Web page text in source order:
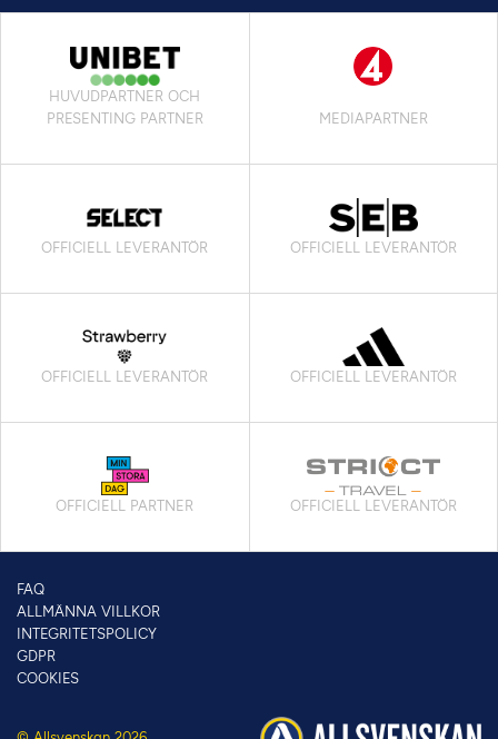
HUVUDPARTNER OCH
PRESENTING PARTNER
MEDIAPARTNER
OFFICIELL LEVERANTÖR OFFICIELL LEVERANTÖR
OFFICIELL LEVERANTÖR OFFICIELL LEVERANTÖR
OFFICIELL PARTNER OFFICIELL LEVERANTÖR
FAQ
ALLMÄNNA VILLKOR
INTEGRITETSPOLICY
GDPR
COOKIES